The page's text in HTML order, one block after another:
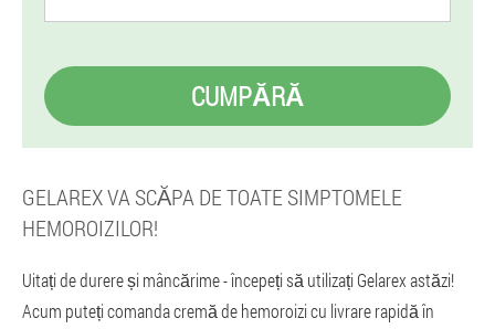
CUMPĂRĂ
GELAREX VA SCĂPA DE TOATE SIMPTOMELE
HEMOROIZILOR!
Uitați de durere și mâncărime - începeți să utilizați Gelarex astăzi!
Acum puteți comanda cremă de hemoroizi cu livrare rapidă în